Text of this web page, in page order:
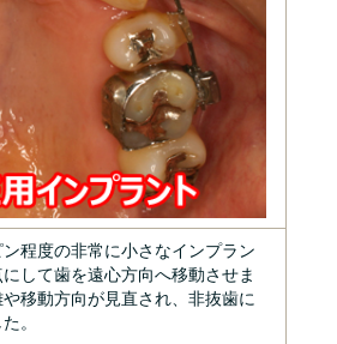
程度の非常に小さなインプラン
して歯を遠心方向へ移動させま
移動方向が見直され、非抜歯に
。